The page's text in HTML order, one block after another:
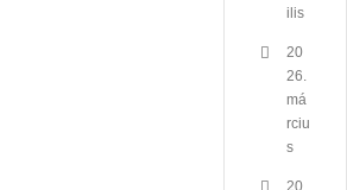
ilis
20
26.
má
rciu
s
20